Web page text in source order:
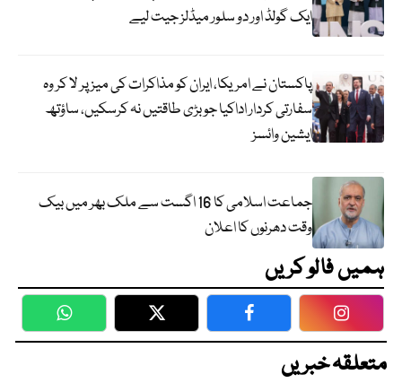
ایک گولڈ اور دو سلور میڈلز جیت لیے
پاکستان نے امریکا، ایران کو مذاکرات کی میز پر لا کر وہ
سفارتی کردار اداکیا جو بڑی طاقتیں نہ کرسکیں، ساؤتھ
ایشین وائسز
جماعت اسلامی کا 16 اگست سے ملک بھر میں بیک
وقت دھرنوں کا اعلان
ہمیں فالو کریں
WhatsApp Twitter Facebook
متعلقہ خبریں